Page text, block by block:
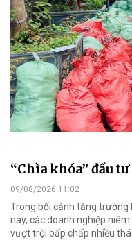
“Chìa khóa” đầu
09/08/2026 11:02
Trong bối cảnh tăng
nay, các doanh nghiệp
vượt trội bấp chấp nhiều